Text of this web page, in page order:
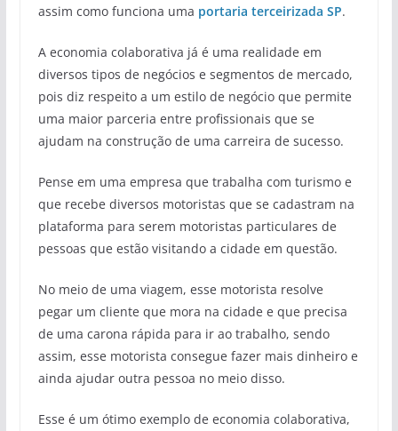
assim como funciona uma portaria terceirizada SP.
A economia colaborativa já é uma realidade em
diversos tipos de negócios e segmentos de mercado,
pois diz respeito a um estilo de negócio que permite
uma maior parceria entre profissionais que se
ajudam na construção de uma carreira de sucesso.
Pense em uma empresa que trabalha com turismo e
que recebe diversos motoristas que se cadastram na
plataforma para serem motoristas particulares de
pessoas que estão visitando a cidade em questão.
No meio de uma viagem, esse motorista resolve
pegar um cliente que mora na cidade e que precisa
de uma carona rápida para ir ao trabalho, sendo
assim, esse motorista consegue fazer mais dinheiro e
ainda ajudar outra pessoa no meio disso.
Esse é um ótimo exemplo de economia colaborativa,